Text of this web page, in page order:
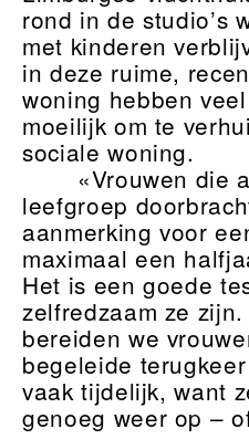
rond in de studio’s
met kinderen
in deze ruime,
woning hebben
moeilijk om te
sociale woning.
«Vrouwen die
leefgroep
aanmerking voor
maximaal een
Het is een goede
zelfredzaam ze
bereiden we
begeleide
vaak tijdelijk, want
genoeg weer op –